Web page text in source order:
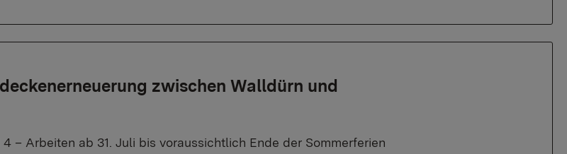
zwischen Walldürn und
– Arbeiten ab 31. Juli bis voraussichtlich Ende der Sommerferien